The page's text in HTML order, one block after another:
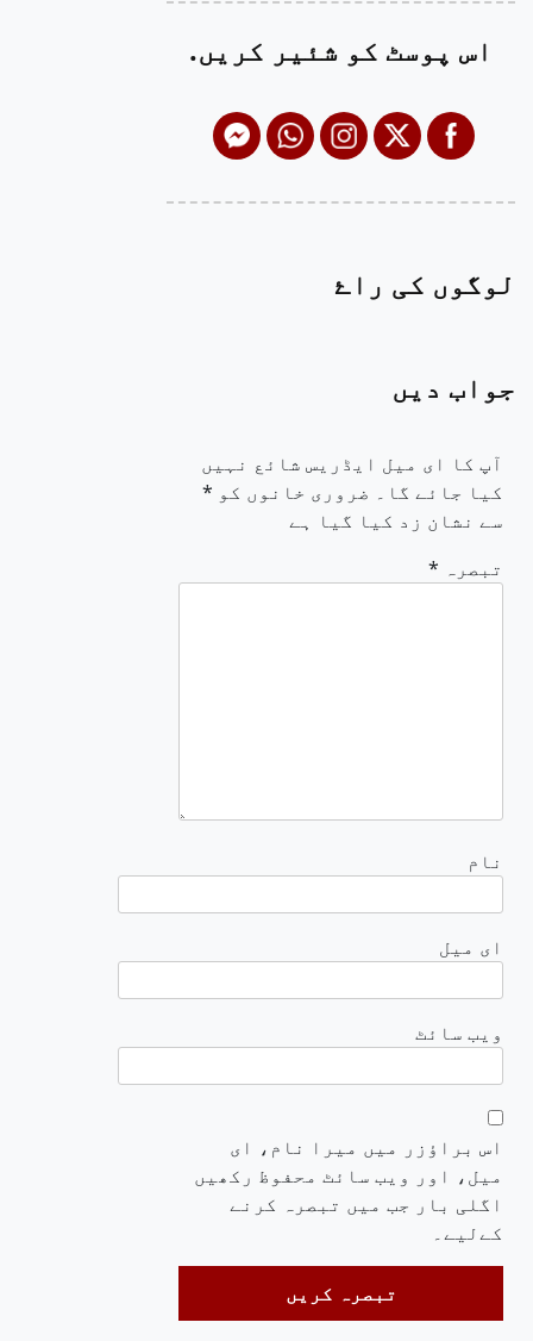
اس پوسٹ کو شئیر کریں.
لوگوں کی راۓ
جواب دیں
آپ کا ای میل ایڈریس شائع نہیں
کیا جائے گا۔ ضروری خانوں کو *
سے نشان زد کیا گیا ہے
تبصرہ *
نام
ای میل
ویب‌ سائٹ
اس براؤزر میں میرا نام، ای
میل، اور ویب سائٹ محفوظ رکھیں
اگلی بار جب میں تبصرہ کرنے
کےلیے۔